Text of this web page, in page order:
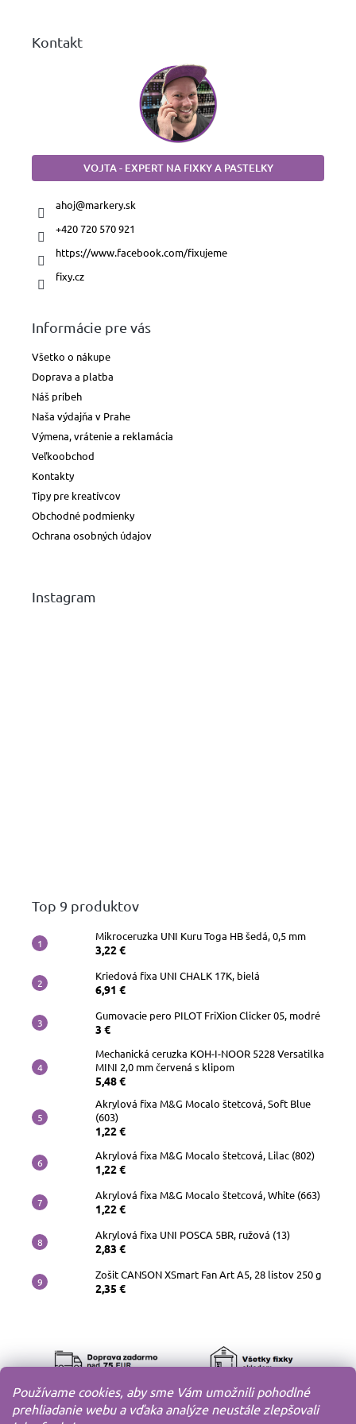
Používame cookies, aby sme Vám umožnili pohodlné
prehliadanie webu a vďaka analýze neustále zlepšovali
Kontakt
VOJTA - EXPERT NA FIXKY A PASTELKY
ahoj@markery.sk
+420 720 570 921
https://www.facebook.com/fixujeme
fixy.cz
Informácie pre vás
Všetko o nákupe
Doprava a platba
Náš príbeh
Naša výdajňa v Prahe
Výmena, vrátenie a reklamácia
Veľkoobchod
Kontakty
Tipy pre kreatívcov
Obchodné podmienky
Ochrana osobných údajov
Instagram
Top 9 produktov
Mikroceruzka UNI Kuru Toga HB šedá, 0,5 mm
3,22 €
Kriedová fixa UNI CHALK 17K, bielá
6,91 €
Gumovacie pero PILOT FriXion Clicker 05, modré
3 €
Mechanická ceruzka KOH-I-NOOR 5228 Versatilka
MINI 2,0 mm červená s klipom
5,48 €
Akrylová fixa M&G Mocalo štetcová, Soft Blue
(603)
1,22 €
Akrylová fixa M&G Mocalo štetcová, Lilac (802)
1,22 €
Akrylová fixa M&G Mocalo štetcová, White (663)
1,22 €
Akrylová fixa UNI POSCA 5BR, ružová (13)
2,83 €
Zošit CANSON XSmart Fan Art A5, 28 listov 250 g
2,35 €